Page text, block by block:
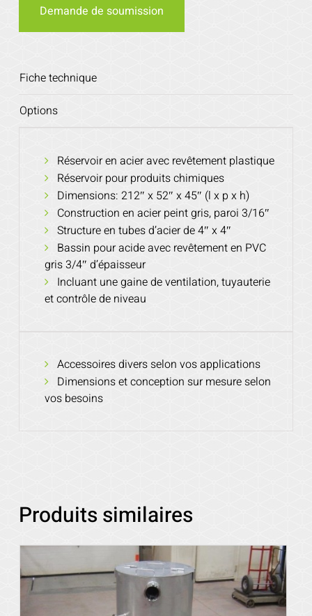
Demande de soumission
Fiche technique
Options
Réservoir en acier avec revêtement plastique
Réservoir pour produits chimiques
Dimensions: 212″ x 52″ x 45″ (l x p x h)
Construction en acier peint gris, paroi 3/16″
Structure en tubes d’acier de 4″ x 4″
Bassin pour acide avec revêtement en PVC
gris 3/4″ d’épaisseur
Incluant une gaine de ventilation, tuyauterie
et contrôle de niveau
Accessoires divers selon vos applications
Dimensions et conception sur mesure selon
vos besoins
Produits similaires